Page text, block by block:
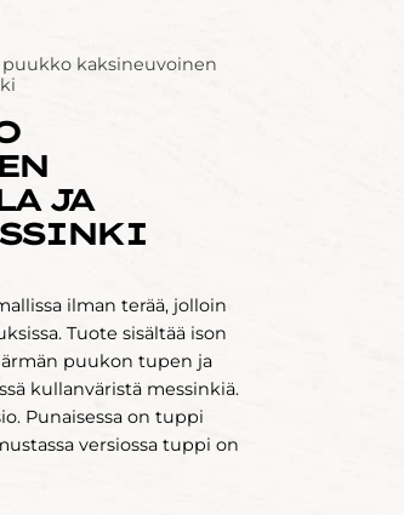
kaksineuvoinen
JA
ilman terää, jolloin
Tuote sisältää ison
puukon tupen ja
kullanväristä messinkiä.
Punaisessa on tuppi
versiossa tuppi on